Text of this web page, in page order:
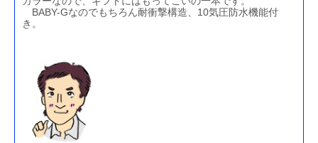
BABY-Gなのでもちろん耐衝撃構造、10気圧防水機能付
き。